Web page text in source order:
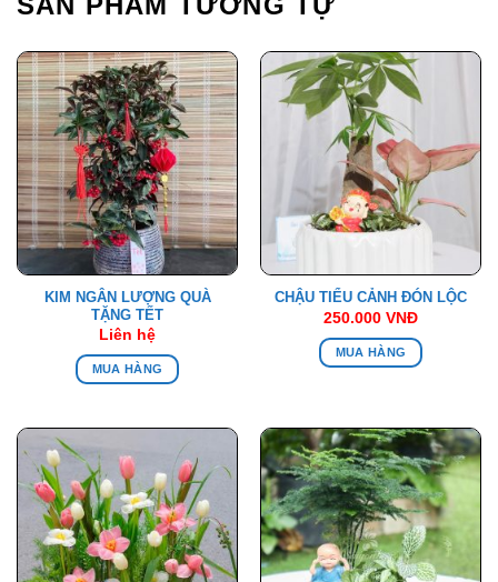
KIM NGÂN LƯỢNG QUÀ
TẶNG TẾT
Liên hệ
MUA HÀNG
CHẬU TIỂU CẢNH ĐÓN LỘC
250.000 VNĐ
MUA HÀNG